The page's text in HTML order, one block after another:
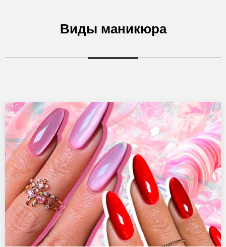
Виды маникюра